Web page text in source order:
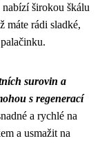
širokou škálu
máte rádi sladké,
surovin a
s regenerací
a rychlé na
a usmažit na